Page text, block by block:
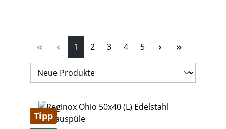
Seite
1 Seite
2 Seite
3 Seite
4 Seite
5
Tipp